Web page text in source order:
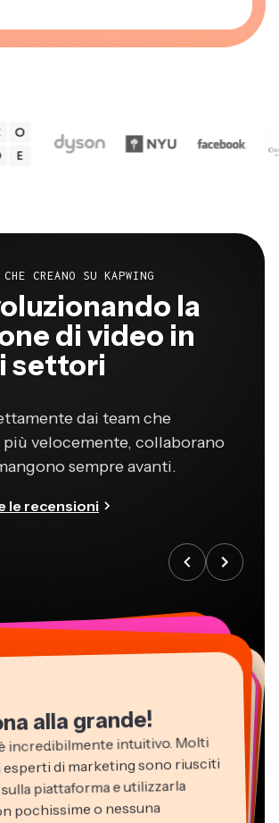
CREANO SU KAPWING
la
di video in
settori
dai team che
velocemente, collaborano
sempre avanti.
le recensioni
alla grande!
incredibilmente intuitivo. Molti
di marketing sono riusciti
piattaforma e utilizzarla
pochissime o nessuna